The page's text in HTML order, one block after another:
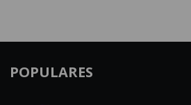
POPULARES